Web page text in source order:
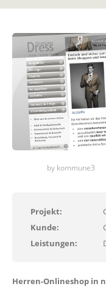
by kommune3
Projekt:
Kunde:
Leistungen:
Herren-Onlineshop in